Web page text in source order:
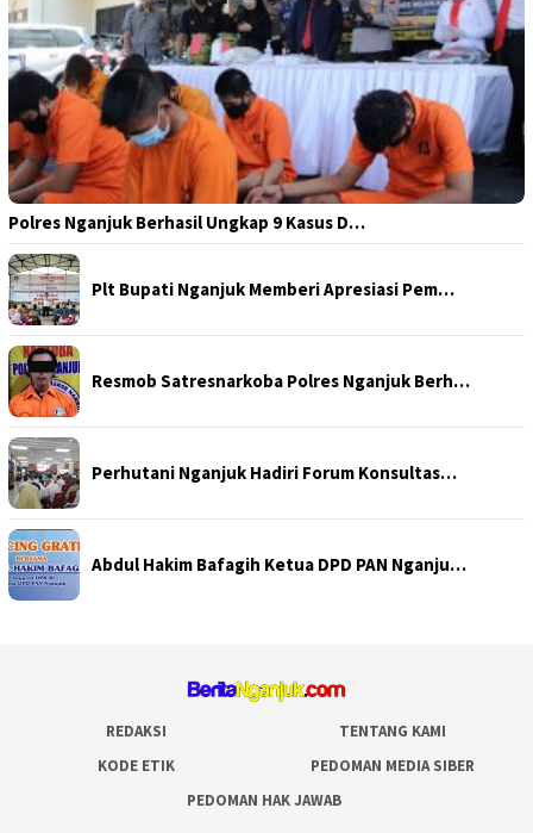
Polres Nganjuk Berhasil Ungkap 9 Kasus D…
Plt Bupati Nganjuk Memberi Apresiasi Pem…
Resmob Satresnarkoba Polres Nganjuk Berh…
Perhutani Nganjuk Hadiri Forum Konsultas…
Abdul Hakim Bafagih Ketua DPD PAN Nganju…
REDAKSI
TENTANG KAMI
KODE ETIK
PEDOMAN MEDIA SIBER
PEDOMAN HAK JAWAB